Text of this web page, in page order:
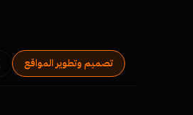
تصميم وتطوير المواقع